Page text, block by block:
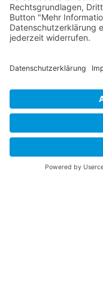
Schulleitung/
Speiseplan
© Wilhelm-August-Lay-